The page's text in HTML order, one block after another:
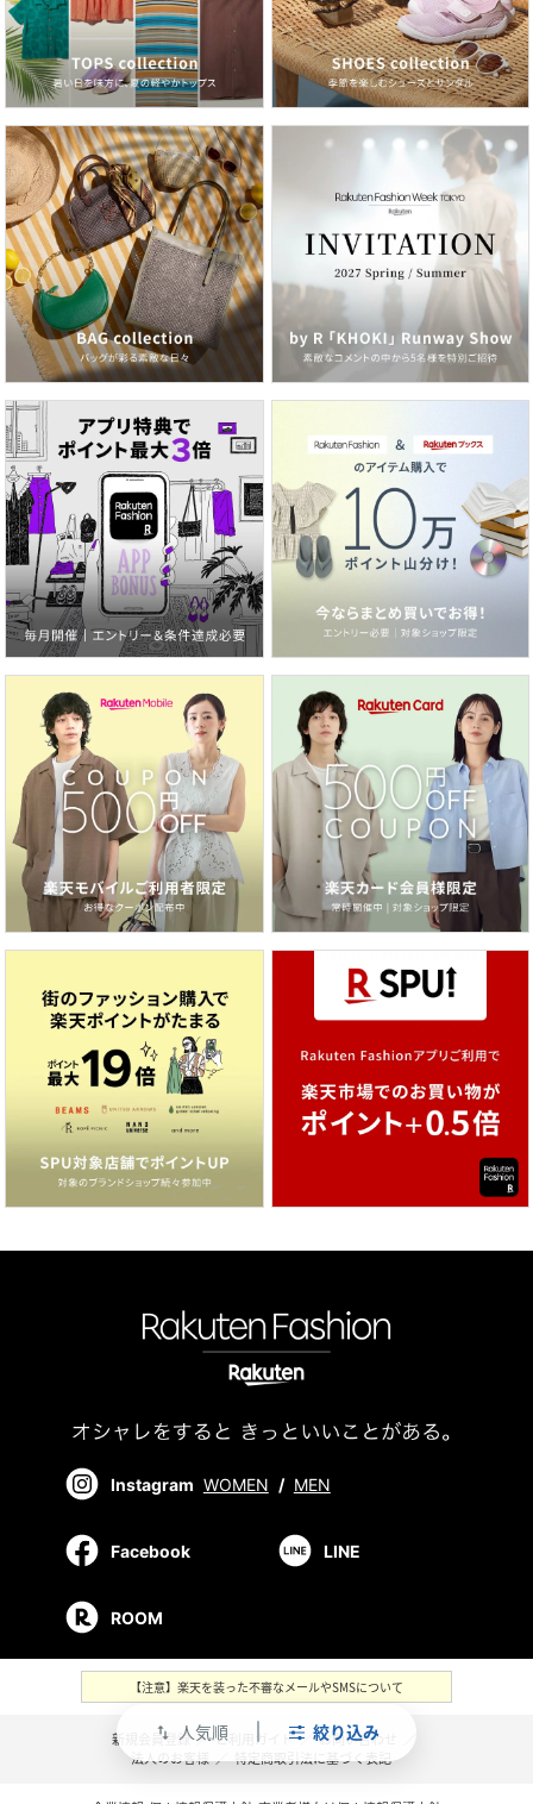
swap_vert 人気順 絞り込み
Instagram WOMEN / MEN
Facebook LINE
ROOM
【注意】楽天を装った不審なメールやSMSについて
新規会員登録 ／ ご利用ガイド ／ お問い合わせ
法人のお客様 ／ 特定商取引法に基づく表記